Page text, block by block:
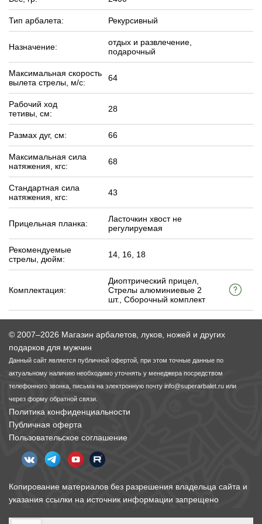
Тип арбалета: Рекурсивный
Назначение:
отдых и развлечение,
подарочный
Максимальная скорость
вылета стрелы, м/c:
64
Рабочий ход
тетивы, см:
28
Размах дуг, см: 66
Максимальная сила
натяжения, кгс:
68
Стандартная сила
натяжения, кгс:
43
Прицельная планка:
Ласточкин хвост не
регулируемая
Рекомендуемые
стрелы, дюйм:
14, 16, 18
Комплектация:
Диоптрический прицел,
Стрелы алюминиевые 2
шт., Сборочный комплект
© 2007–2026 Магазин арбалетов, луков, ножей и других
подарков для мужчин
Данный сайт является публичной офертой, при этом точные данные по
актуальному наличию необходимо уточнять у менеджера посредством
телефонного звонка, письма на электронную почту info@superarbalet.ru или
через форму обратной связи.
Политика конфиденциальности
Публичная оферта
Пользовательское соглашение
Копирование материалов без разрешения владельца сайта и
указания ссылки на источник информации запрещено